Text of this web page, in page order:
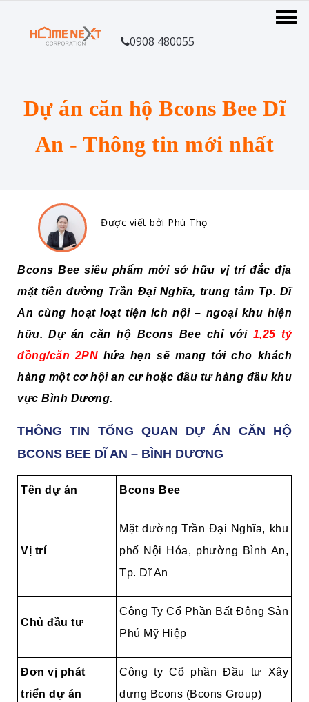
0908 480055
Dự án căn hộ Bcons Bee Dĩ
An - Thông tin mới nhất
Được viết bởi Phú Thọ
Bcons Bee siêu phẩm mới sở hữu vị trí đắc địa
mặt tiền đường Trần Đại Nghĩa, trung tâm Tp. Dĩ
An cùng hoạt loạt tiện ích nội – ngoại khu hiện
hữu. Dự án căn hộ Bcons Bee chỉ với 1,25 tỷ
đồng/căn 2PN hứa hẹn sẽ mang tới cho khách
hàng một cơ hội an cư hoặc đầu tư hàng đầu khu
vực Bình Dương.
THÔNG TIN TỔNG QUAN DỰ ÁN CĂN HỘ
BCONS BEE DĨ AN – BÌNH DƯƠNG
Tên dự án Bcons Bee
Vị trí
Mặt đường Trần Đại Nghĩa, khu
phố Nội Hóa, phường Bình An,
Tp. Dĩ An
Chủ đầu tư
Công Ty Cổ Phần Bất Động Sản
Phú Mỹ Hiệp
Đơn vị phát
triển dự án
Công ty Cổ phần Đầu tư Xây
dựng Bcons (Bcons Group)